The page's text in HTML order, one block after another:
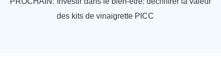
des kits de vinaigrette PICC